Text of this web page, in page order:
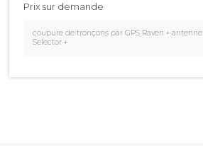
Prix sur demande
coupure de tronçons par GPS Raven + antenne
Selector +